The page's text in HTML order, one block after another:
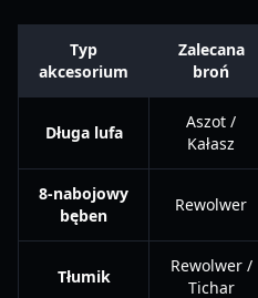
Typ
akcesorium
Zalecana
broń
Długa lufa
Aszot /
Kałasz
8-nabojowy
bęben
Rewolwer
Tłumik
Rewolwer /
Tichar